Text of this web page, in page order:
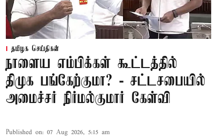
தமிழக செய்திகள்
நாளைய எம்பிக்கள் கூட்டத்தில்
திமுக பங்கேற்குமா? - சட்டசபையில்
அமைச்சர் நிர்மல்குமார் கேள்வி
Published on: 07 Aug 2026, 5:15 am